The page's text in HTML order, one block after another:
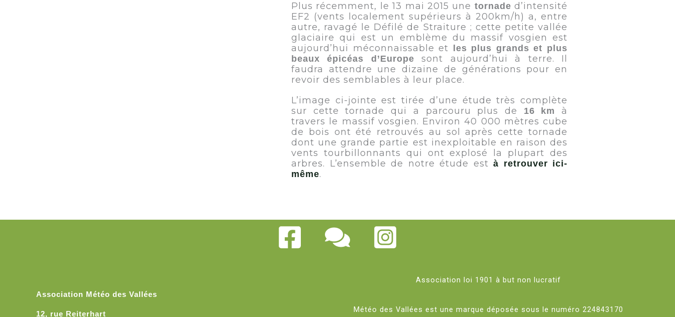
Plus récemment, le 13 mai 2015 une tornade d’intensité
EF2 (vents localement supérieurs à 200km/h) a, entre
autre, ravagé le Défilé de Straiture ; cette petite vallée
glaciaire qui est un emblème du massif vosgien est
aujourd’hui méconnaissable et
les plus grands et plus
beaux épicéas d’Europe sont aujourd’hui à terre. Il
faudra attendre une dizaine de générations pour en
revoir des semblables à leur place.
L’image ci-jointe est tirée d’une étude très complète
sur cette tornade qui a parcouru plus de
16 km
à
travers le massif vosgien. Environ 40 000 mètres cube
de bois ont été retrouvés au sol après cette tornade
dont une grande partie est inexploitable en raison des
vents tourbillonnants qui ont explosé la plupart des
arbres. L’ensemble de notre étude est à retrouver ici-
même.
Association Météo des Vallées
12, rue Reiterhart
Association loi 1901 à but non lucratif
Météo des Vallées est une marque déposée sous le numéro 224843170